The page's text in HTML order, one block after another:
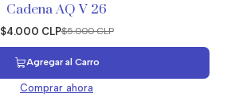
Cadena AQ V 26
$4.000 CLP$5.000 CLP
Agregar al Carro
Comprar ahora